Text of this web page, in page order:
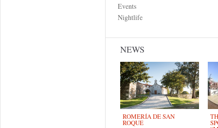
Events
Nightlife
NEWS
ROMERÍA DE SAN
ROQUE